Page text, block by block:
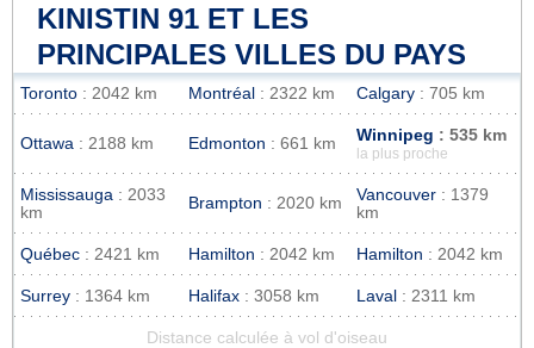
KINISTIN 91 ET LES
PRINCIPALES VILLES DU PAYS
Toronto : 2042 km Montréal : 2322 km Calgary : 705 km
Ottawa : 2188 km Edmonton : 661 km Winnipeg : 535 km
la plus proche
Mississauga : 2033
km
Brampton : 2020 km Vancouver : 1379
km
Québec : 2421 km Hamilton : 2042 km Hamilton : 2042 km
Surrey : 1364 km Halifax : 3058 km Laval : 2311 km
Distance calculée à vol d'oiseau